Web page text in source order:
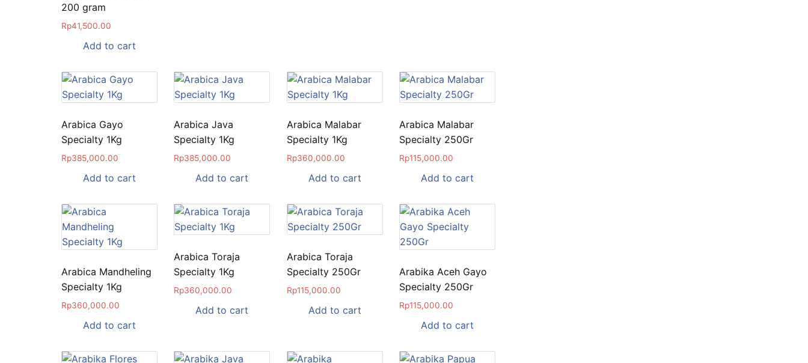
200 gram
Rp41,500.00
Add to cart
Arabica Gayo
Specialty 1Kg
Rp385,000.00
Add to cart
Arabica Java
Specialty 1Kg
Rp385,000.00
Add to cart
Arabica Malabar
Specialty 1Kg
Rp360,000.00
Add to cart
Arabica Malabar
Specialty 250Gr
Rp115,000.00
Add to cart
Arabica Mandheling
Specialty 1Kg
Rp360,000.00
Add to cart
Arabica Toraja
Specialty 1Kg
Rp360,000.00
Add to cart
Arabica Toraja
Specialty 250Gr
Rp115,000.00
Add to cart
Arabika Aceh Gayo
Specialty 250Gr
Rp115,000.00
Add to cart